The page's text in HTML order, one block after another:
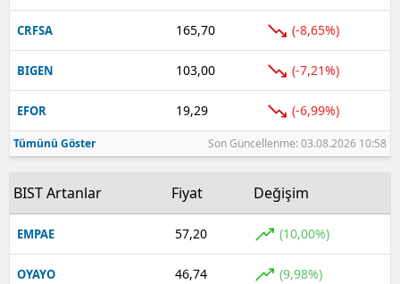
CRFSA 165,70 (-8,65%)
BIGEN 103,00 (-7,21%)
EFOR 19,29 (-6,99%)
Tümünü Göster Son Güncellenme: 03.08.2026 10:58
BIST Artanlar Fiyat Değişim
EMPAE 57,20 (10,00%)
OYAYO 46,74 (9,98%)